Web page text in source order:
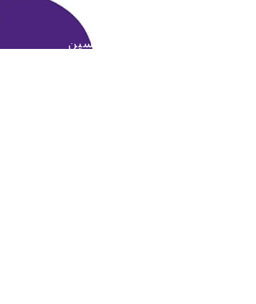
عمان - جبل الحسين